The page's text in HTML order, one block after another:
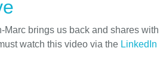
Marc brings us back and shares
watch this video via the LinkedIn